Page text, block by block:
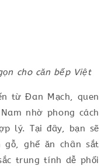
cho căn bếp Việt
từ Đan Mạch, quen
nhờ phong cách
lý. Tại đây, bạn sẽ
ghế ăn chân sắt
trung tính dễ phối